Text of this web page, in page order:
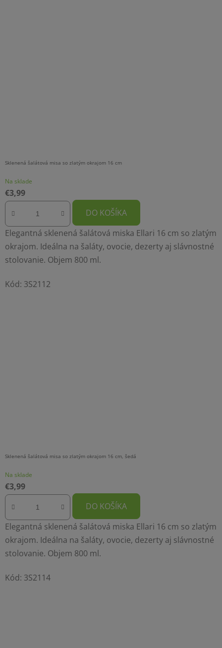
Sklenená šalátová misa so zlatým okrajom 16 cm
Na sklade
€3,99
DO KOŠÍKA
Elegantná sklenená šalátová miska Ellari 16 cm so zlatým
okrajom. Ideálna na šaláty, ovocie, dezerty aj slávnostné
stolovanie. Objem 800 ml.
Kód: 3S2112
Sklenená šalátová misa so zlatým okrajom 16 cm, šedá
Na sklade
€3,99
DO KOŠÍKA
Elegantná sklenená šalátová miska Ellari 16 cm so zlatým
okrajom. Ideálna na šaláty, ovocie, dezerty aj slávnostné
stolovanie. Objem 800 ml.
Kód: 3S2114